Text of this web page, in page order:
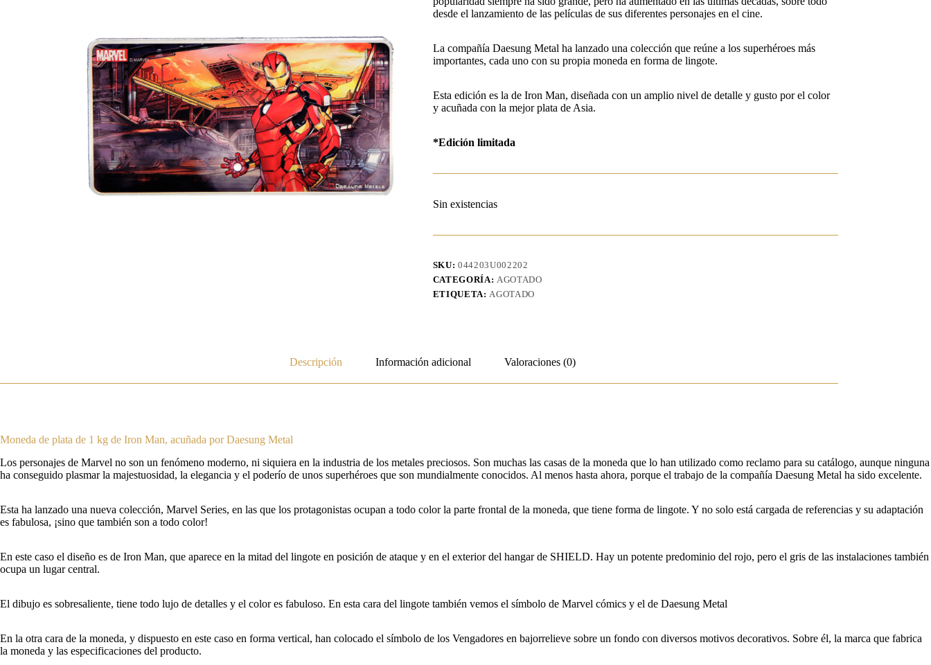
desde el lanzamiento de las películas de sus diferentes personajes en el cine.
La compañía Daesung Metal ha lanzado una colección que reúne a los superhéroes más
importantes, cada uno con su propia moneda en forma de lingote.
Esta edición es la de Iron Man, diseñada con un amplio nivel de detalle y gusto por el color
y acuñada con la mejor plata de Asia.
*Edición limitada
Sin existencias
SKU:044203U002202
CATEGORÍA: AGOTADO
ETIQUETA:AGOTADO
Descripción Información adicional Valoraciones (0)
Moneda de plata de 1 kg de Iron Man, acuñada por Daesung Metal
Los personajes de Marvel no son un fenómeno moderno, ni siquiera en la industria de los metales preciosos. Son muchas las casas de la moneda que lo han utilizado como reclamo para su catálogo, aunque ninguna
ha conseguido plasmar la majestuosidad, la elegancia y el poderío de unos superhéroes que son mundialmente conocidos. Al menos hasta ahora, porque el trabajo de la compañía Daesung Metal ha sido excelente.
Esta ha lanzado una nueva colección, Marvel Series, en las que los protagonistas ocupan a todo color la parte frontal de la moneda, que tiene forma de lingote. Y no solo está cargada de referencias y su adaptación
es fabulosa, ¡sino que también son a todo color!
En este caso el diseño es de Iron Man, que aparece en la mitad del lingote en posición de ataque y en el exterior del hangar de SHIELD. Hay un potente predominio del rojo, pero el gris de las instalaciones también
ocupa un lugar central.
El dibujo es sobresaliente, tiene todo lujo de detalles y el color es fabuloso. En esta cara del lingote también vemos el símbolo de Marvel cómics y el de Daesung Metal
En la otra cara de la moneda, y dispuesto en este caso en forma vertical, han colocado el símbolo de los Vengadores en bajorrelieve sobre un fondo con diversos motivos decorativos. Sobre él, la marca que fabrica
la moneda y las especificaciones del producto.